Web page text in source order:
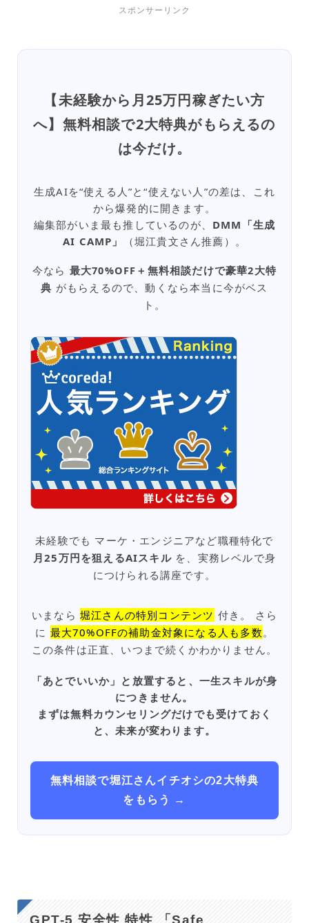
スポンサーリンク
【未経験から月25万円稼ぎたい方
へ】無料相談で2大特典がもらえるの
は今だけ。
生成AIを“使える人”と“使えない人”の差は、これ
から爆発的に開きます。
編集部がいま最も推しているのが、 DMM「生成
AI CAMP」
（堀江貴文さん推薦）。
今なら 最大70%OFF＋無料相談だけで豪華2大特
典 がもらえるので、動くなら本当に今がベス
ト。
未経験でも マーケ・エンジニアなど職種特化で
月25万円を狙えるAIスキルを、実務レベルで身
につけられる講座です。
いまなら堀江さんの特別コンテンツ 付き。 さら
に 最大70%OFFの補助金対象になる人も多数。
この条件は正直、いつまで続くかわかりません。
「あとでいいか」と放置すると、一生スキルが身
につきません。
まずは無料カウンセリングだけでも受けておく
と、未来が変わります。
無料相談で堀江さんイチオシの2大特典
をもらう →
GPT-5 安全性 特性 「Safe